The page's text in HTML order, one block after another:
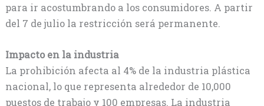
para ir acostumbrando a los consumidores. A partir
del 7 de julio la restricción será permanente.
Impacto en la industria
La prohibición afecta al 4% de la industria plástica
nacional, lo que representa alrededor de 10,000
puestos de trabajo y 100 empresas. La industria